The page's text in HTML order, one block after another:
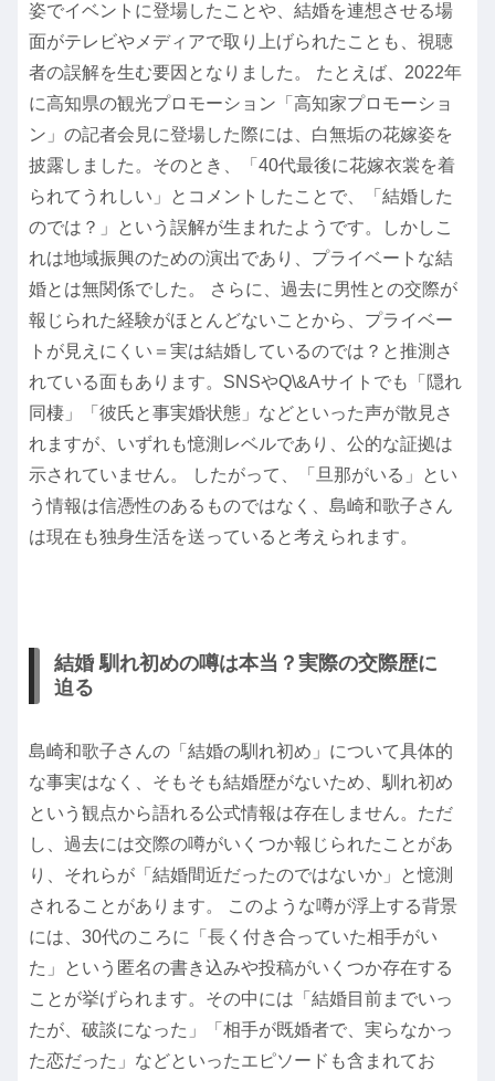
姿でイベントに登場したことや、結婚を連想させる場
面がテレビやメディアで取り上げられたことも、視聴
者の誤解を生む要因となりました。 たとえば、2022年
に高知県の観光プロモーション「高知家プロモーショ
ン」の記者会見に登場した際には、白無垢の花嫁姿を
披露しました。そのとき、「40代最後に花嫁衣裳を着
られてうれしい」とコメントしたことで、「結婚した
のでは？」という誤解が生まれたようです。しかしこ
れは地域振興のための演出であり、プライベートな結
婚とは無関係でした。 さらに、過去に男性との交際が
報じられた経験がほとんどないことから、プライベー
トが見えにくい＝実は結婚しているのでは？と推測さ
れている面もあります。SNSやQ\&Aサイトでも「隠れ
同棲」「彼氏と事実婚状態」などといった声が散見さ
れますが、いずれも憶測レベルであり、公的な証拠は
示されていません。 したがって、「旦那がいる」とい
う情報は信憑性のあるものではなく、島崎和歌子さん
は現在も独身生活を送っていると考えられます。
結婚 馴れ初めの噂は本当？実際の交際歴に
迫る
島崎和歌子さんの「結婚の馴れ初め」について具体的
な事実はなく、そもそも結婚歴がないため、馴れ初め
という観点から語れる公式情報は存在しません。ただ
し、過去には交際の噂がいくつか報じられたことがあ
り、それらが「結婚間近だったのではないか」と憶測
されることがあります。 このような噂が浮上する背景
には、30代のころに「長く付き合っていた相手がい
た」という匿名の書き込みや投稿がいくつか存在する
ことが挙げられます。その中には「結婚目前までいっ
たが、破談になった」「相手が既婚者で、実らなかっ
た恋だった」などといったエピソードも含まれてお